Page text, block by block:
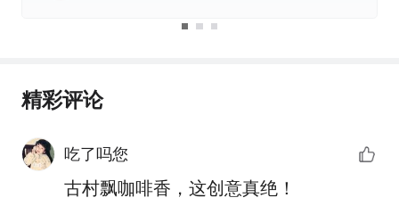
精彩评论
吃了吗您
古村飘咖啡香，这创意真绝！